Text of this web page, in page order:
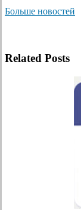
Больше новостей
Related Posts